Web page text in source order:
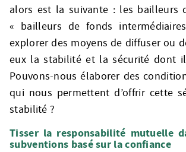
alors est la suivante : les bailleurs
« bailleurs de fonds
explorer des moyens de diffuser ou
eux la stabilité et la sécurité dont
Pouvons-nous élaborer des
qui nous permettent d’offrir cette
stabilité ?
Tisser la responsabilité mutuelle
subventions basé sur la confiance